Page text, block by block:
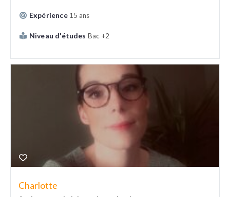
Expérience 15 ans
Niveau d'études Bac +2
Charlotte